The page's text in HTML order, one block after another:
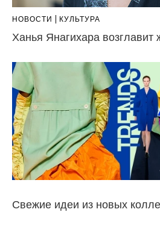
НОВОСТИ КУЛЬТУРА
Ханья Янагихара
Свежие идеи из новых